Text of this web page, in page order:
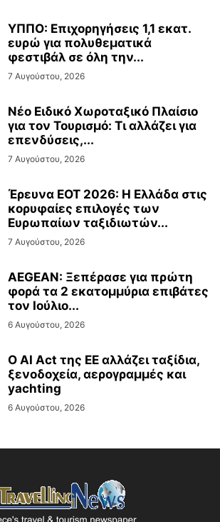
ΥΠΠΟ: Επιχορηγήσεις 1,1 εκατ.
ευρώ για πολυθεματικά
φεστιβάλ σε όλη την...
7 Αυγούστου, 2026
Νέο Ειδικό Χωροταξικό Πλαίσιο
για τον Τουρισμό: Τι αλλάζει για
επενδύσεις,...
7 Αυγούστου, 2026
Έρευνα ΕΟΤ 2026: Η Ελλάδα στις
κορυφαίες επιλογές των
Ευρωπαίων ταξιδιωτών...
7 Αυγούστου, 2026
AEGEAN: Ξεπέρασε για πρώτη
φορά τα 2 εκατομμύρια επιβάτες
τον Ιούλιο...
6 Αυγούστου, 2026
Ο AI Act της ΕΕ αλλάζει ταξίδια,
ξενοδοχεία, αερογραμμές και
yachting
6 Αυγούστου, 2026